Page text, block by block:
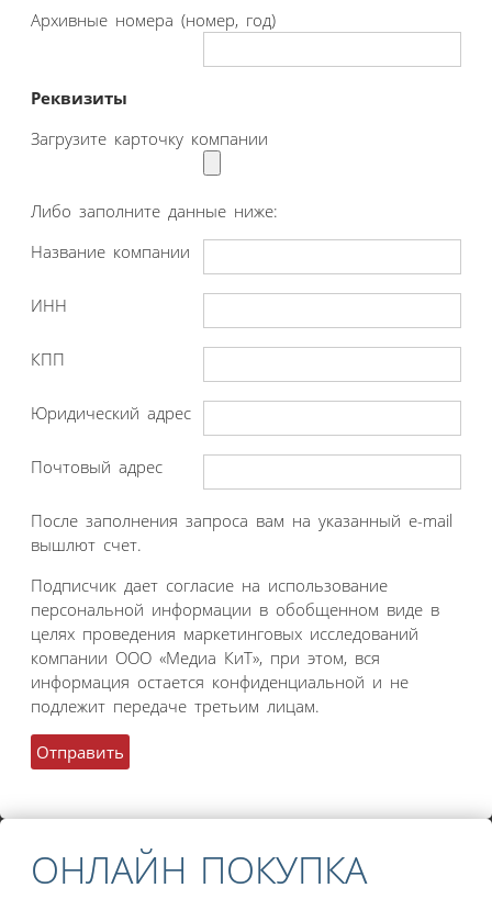
Архивные номера (номер, год)
Реквизиты
Загрузите карточку компании
Либо заполните данные ниже:
Название компании
ИНН
КПП
Юридический адрес
Почтовый адрес
После заполнения запроса вам на указанный e-mail
вышлют счет.
Подписчик дает согласие на использование
персональной информации в обобщенном виде в
целях проведения маркетинговых исследований
компании ООО «Медиа КиТ», при этом, вся
информация остается конфиденциальной и не
подлежит передаче третьим лицам.
ОНЛАЙН ПОКУПКА